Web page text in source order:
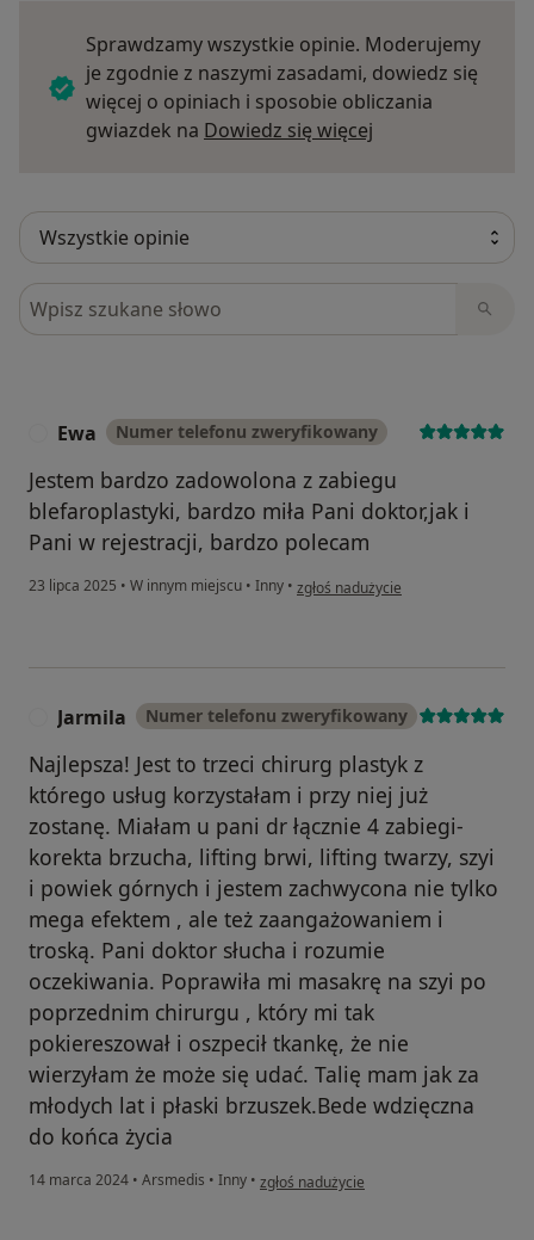
Sprawdzamy wszystkie opinie. Moderujemy
je zgodnie z naszymi zasadami, dowiedz się
więcej o opiniach i sposobie obliczania
gwiazdek na Dowiedz się więcej
Szukaj w opiniach
Ewa Numer telefonu zweryfikowany
Jestem bardzo zadowolona z zabiegu
blefaroplastyki, bardzo miła Pani doktor,jak i
Pani w rejestracji, bardzo polecam
23 lipca 2025 • W innym miejscu • Inny • w opinii użytkownika Ewa
zgłoś nadużycie
Jarmila Numer telefonu zweryfikowany
Najlepsza! Jest to trzeci chirurg plastyk z
którego usług korzystałam i przy niej już
zostanę. Miałam u pani dr łącznie 4 zabiegi-
korekta brzucha, lifting brwi, lifting twarzy, szyi
i powiek górnych i jestem zachwycona nie tylko
mega efektem , ale też zaangażowaniem i
troską. Pani doktor słucha i rozumie
oczekiwania. Poprawiła mi masakrę na szyi po
poprzednim chirurgu , który mi tak
pokiereszował i oszpecił tkankę, że nie
wierzyłam że może się udać. Talię mam jak za
młodych lat i płaski brzuszek.Bede wdzięczna
do końca życia
14 marca 2024 • Arsmedis • Inny • w opinii użytkownika Jarmila
zgłoś nadużycie